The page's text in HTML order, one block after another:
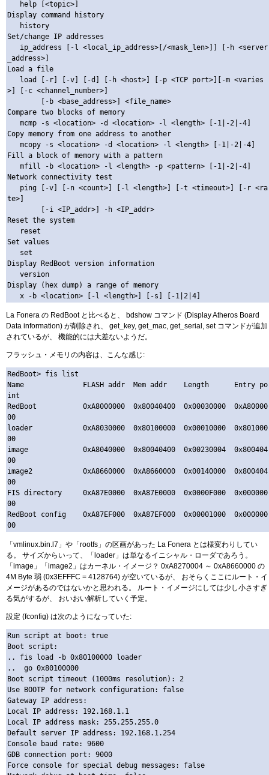
Display command history
Set/change IP addresses
_address>]
Load a file
>] [-c <channel_number>]
Compare two blocks of memory
Copy memory from one address to another
Fill a block of memory with a pattern
Network connectivity test
te>]
Reset the system
Set values
Display RedBoot version information
Display (hex dump) a range of memory
La Fonera の RedBoot と比べると、 bdshow コマンド (Display Atheros Board
Data information) が削除され、 get_key, get_mac, get_serial, set コマンドが追加
されているが、 機能的には大差ないようだ。
フラッシュ・メモリの内容は、こんな感じ:
RedBoot> fis list
Name              FLASH addr  Mem addr    Length      Entry po
int
RedBoot           0xA8000000  0x80040400  0x00030000  0xA80000
00
loader            0xA8030000  0x80100000  0x00010000  0x801000
00
image             0xA8040000  0x80040400  0x00230004  0x800404
00
image2            0xA8660000  0xA8660000  0x00140000  0x800404
00
FIS directory     0xA87E0000  0xA87E0000  0x0000F000  0x000000
00
RedBoot config    0xA87EF000  0xA87EF000  0x00001000  0x000000
「vmlinux.bin.l7」や「rootfs」の区画があった La Fonera とは様変わりしてい
る。 サイズからいって、「loader」は単なるイニシャル・ローダであろう。
「image」「image2」はカーネル・イメージ？ 0xA8270004 ～ 0xA8660000 の
4M Byte 弱 (0x3EFFFC = 4128764) が空いているが、 おそらくここにルート・イ
メージがあるのではないかと思われる。 ルート・イメージにしては少し小さすぎ
る気がするが、 おいおい解析していく予定。
設定 (fconfig) は次のようになっていた:
Run script at boot: true
Boot script:
.. fis load -b 0x80100000 loader
..  go 0x80100000
Boot script timeout (1000ms resolution): 2
Use BOOTP for network configuration: false
Gateway IP address:
Local IP address: 192.168.1.1
Local IP address mask: 255.255.255.0
Default server IP address: 192.168.1.254
Console baud rate: 9600
GDB connection port: 9000
Force console for special debug messages: false